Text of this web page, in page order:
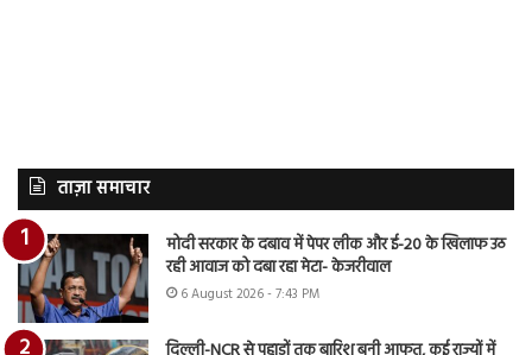
ताज़ा समाचार
मोदी सरकार के दबाव में पेपर लीक और ई-20 के खिलाफ उठ
रही आवाज को दबा रहा मेटा- केजरीवाल
6 August 2026 - 7:43 PM